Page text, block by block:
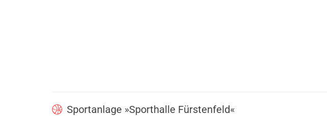
Sportanlage »Sporthalle Fürstenfeld«